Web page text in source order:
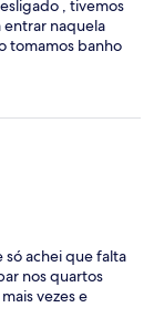
, tivemos
entrar naquela
tomamos banho
jogar pois
do hotel
de que
10 anos eram
mais 200 reais
esse local
achei que falta
nos quartos
vezes e